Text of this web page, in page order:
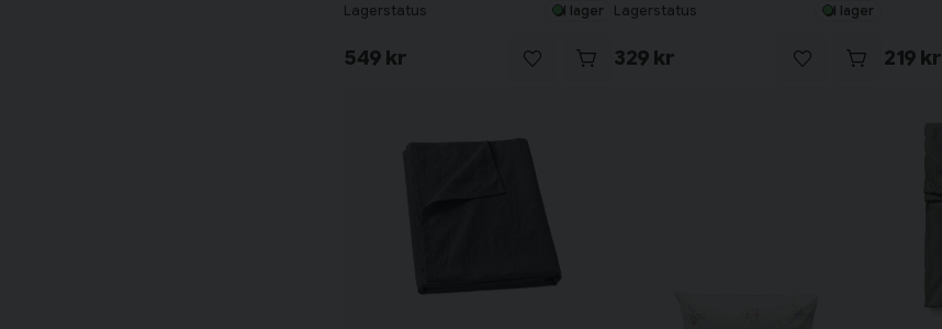
Lagerstatus I lager
549 kr
Lagerstatus I lager
329 kr 219 kr